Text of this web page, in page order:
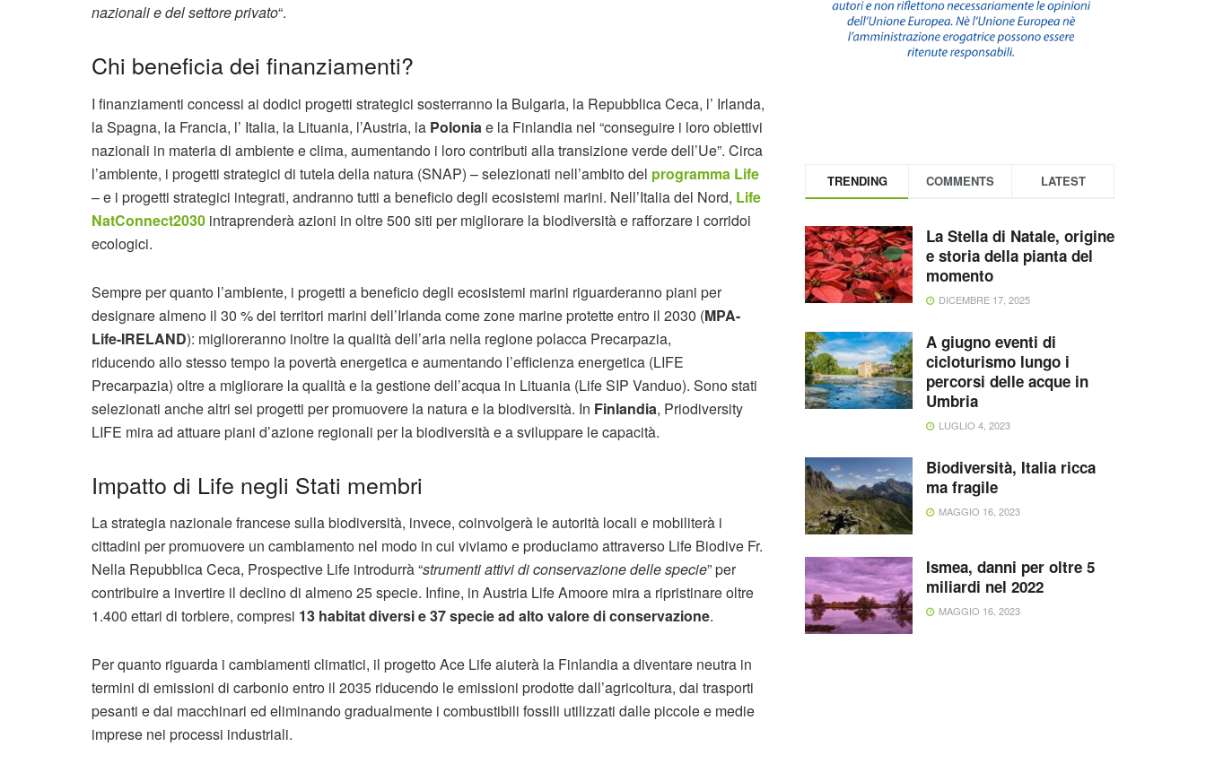
nazionali e del settore privato“.
Chi beneficia dei finanziamenti?
I finanziamenti concessi ai dodici progetti strategici sosterranno la Bulgaria, la Repubblica Ceca, l’ Irlanda,
la Spagna, la Francia, l’ Italia, la Lituania, l’Austria, la Polonia e la Finlandia nel “conseguire i loro obiettivi
nazionali in materia di ambiente e clima, aumentando i loro contributi alla transizione verde dell’Ue”. Circa
l’ambiente, i progetti strategici di tutela della natura (SNAP) – selezionati nell’ambito del programma Life
– e i progetti strategici integrati, andranno tutti a beneficio degli ecosistemi marini. Nell’Italia del Nord, Life
NatConnect2030 intraprenderà azioni in oltre 500 siti per migliorare la biodiversità e rafforzare i corridoi
ecologici.
Sempre per quanto l’ambiente, i progetti a beneficio degli ecosistemi marini riguarderanno piani per
designare almeno il 30 % dei territori marini dell’Irlanda come zone marine protette entro il 2030 (MPA-
Life-IRELAND): miglioreranno inoltre la qualità dell’aria nella regione polacca Precarpazia,
riducendo allo stesso tempo la povertà energetica e aumentando l’efficienza energetica (LIFE
Precarpazia) oltre a migliorare la qualità e la gestione dell’acqua in Lituania (Life SIP Vanduo). Sono stati
selezionati anche altri sei progetti per promuovere la natura e la biodiversità. In Finlandia, Priodiversity
LIFE mira ad attuare piani d’azione regionali per la biodiversità e a sviluppare le capacità.
Impatto di Life negli Stati membri
La strategia nazionale francese sulla biodiversità, invece, coinvolgerà le autorità locali e mobiliterà i
cittadini per promuovere un cambiamento nel modo in cui viviamo e produciamo attraverso Life Biodive Fr.
Nella Repubblica Ceca, Prospective Life introdurrà “strumenti attivi di conservazione delle specie” per
contribuire a invertire il declino di almeno 25 specie. Infine, in Austria Life Amoore mira a ripristinare oltre
1.400 ettari di torbiere, compresi 13 habitat diversi e 37 specie ad alto valore di conservazione.
Per quanto riguarda i cambiamenti climatici, il progetto Ace Life aiuterà la Finlandia a diventare neutra in
termini di emissioni di carbonio entro il 2035 riducendo le emissioni prodotte dall’agricoltura, dai trasporti
pesanti e dai macchinari ed eliminando gradualmente i combustibili fossili utilizzati dalle piccole e medie
imprese nei processi industriali.
TRENDING COMMENTS LATEST
La Stella di Natale, origine
e storia della pianta del
momento
DICEMBRE 17, 2025
A giugno eventi di
cicloturismo lungo i
percorsi delle acque in
Umbria
LUGLIO 4, 2023
Biodiversità, Italia ricca
ma fragile
MAGGIO 16, 2023
Ismea, danni per oltre 5
miliardi nel 2022
MAGGIO 16, 2023